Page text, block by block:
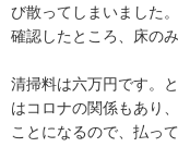
び散ってしまいました。
確認したところ、床の
清掃料は六万円です。
はコロナの関係もあり
ことになるので、払っ